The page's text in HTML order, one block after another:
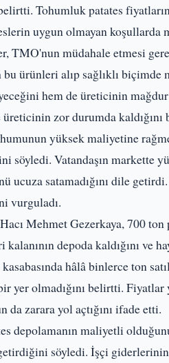
Tohumluk patates
uygun olmayan
TMO'nun müdahale etmesi
ürünleri alıp sağlıklı biçimde
hem de üreticinin
zor durumda kaldığını
yüksek maliyetine
söyledi. Vatandaşın markette
ucuza satamadığını dile
vurguladı.
Mehmet Gezerkaya, 700
depoda kaldığını ve
hâlâ binlerce ton
yer olmadığını belirtti. Fiyatlar
da zarara yol açtığını ifade etti.
depolamanın maliyetli
söyledi. İşçi giderlerinin